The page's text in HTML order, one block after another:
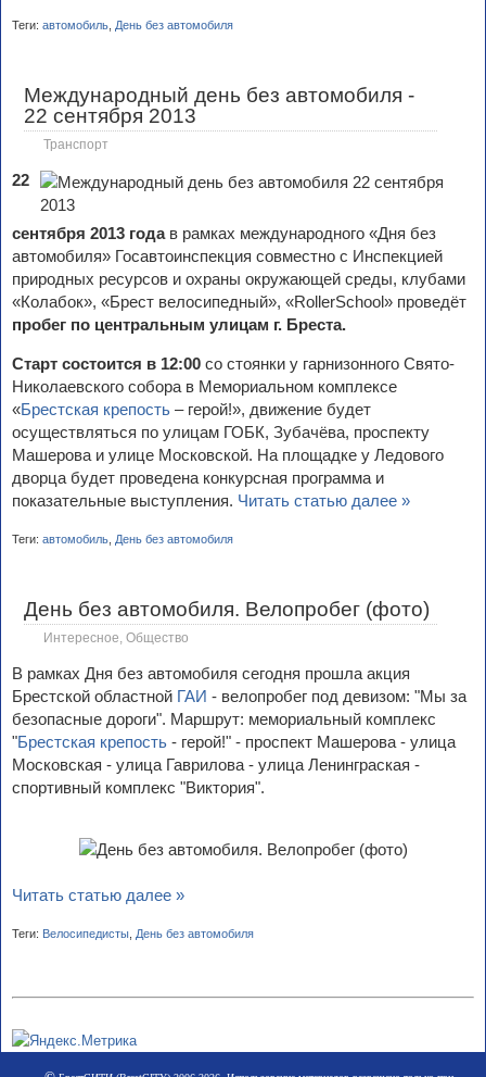
Теги: автомобиль День без автомобиля
Международный день без автомобиля -
22 сентября 2013
Транспорт
22
сентября 2013 годав рамках международного «Дня без
автомобиля» Госавтоинспекция совместно с Инспекцией
природных ресурсов и охраны окружающей среды, клубами
«Колабок», «Брест велосипедный», «RollerSchool» проведёт
пробег по центральным улицам г. Бреста.
Старт состоится в 12:00 со стоянки у гарнизонного Свято-
Николаевского собора в Мемориальном комплексе
«Брестская крепость – герой!», движение будет
осуществляться по улицам ГОБК, Зубачёва, проспекту
Машерова и улице Московской. На площадке у Ледового
дворца будет проведена конкурсная программа и
показательные выступления. Читать статью далее »
Теги: автомобиль День без автомобиля
День без автомобиля. Велопробег (фото)
Интересное Общество
В рамках Дня без автомобиля сегодня прошла акция
Брестской областной ГАИ - велопробег под девизом: "Мы за
безопасные дороги". Маршрут: мемориальный комплекс
"Брестская крепость - герой!" - проспект Машерова - улица
Московская - улица Гаврилова - улица Ленинграская -
спортивный комплекс "Виктория".
Читать статью далее »
Теги: Велосипедисты День без автомобиля